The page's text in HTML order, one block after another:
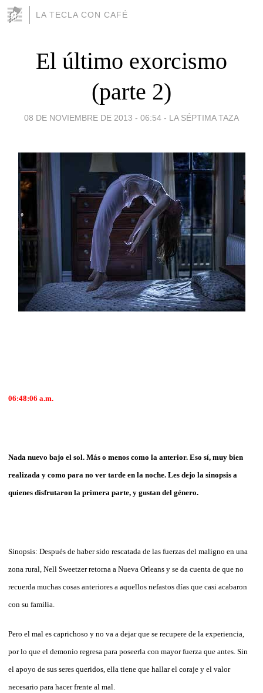
LA TECLA CON CAFÉ
El último exorcismo
(parte 2)
08 DE NOVIEMBRE DE 2013 - 06:54 - LA SÉPTIMA TAZA
06:48:06 a.m.
Nada nuevo bajo el sol. Más o menos como la anterior. Eso sí, muy bien
realizada y como para no ver tarde en la noche. Les dejo la sinopsis a
quienes disfrutaron la primera parte, y gustan del género.
Sinopsis: Después de haber sido rescatada de las fuerzas del maligno en una
zona rural, Nell Sweetzer retorna a Nueva Orleans y se da cuenta de que no
recuerda muchas cosas anteriores a aquellos nefastos días que casi acabaron
con su familia.
Pero el mal es caprichoso y no va a dejar que se recupere de la experiencia,
por lo que el demonio regresa para poseerla con mayor fuerza que antes. Sin
el apoyo de sus seres queridos, ella tiene que hallar el coraje y el valor
necesario para hacer frente al mal.